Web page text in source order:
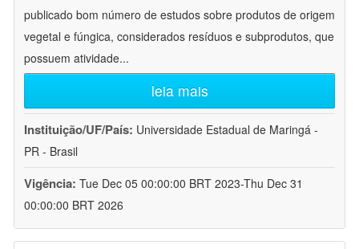
publicado bom número de estudos sobre produtos de origem
vegetal e fúngica, considerados resíduos e subprodutos, que
possuem atividade...
leia mais
Instituição/UF/País: Universidade Estadual de Maringá -
PR - Brasil
Vigência: Tue Dec 05 00:00:00 BRT 2023-Thu Dec 31
00:00:00 BRT 2026